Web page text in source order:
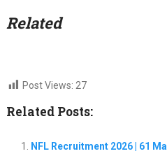
Related
Post Views: 27
Related Posts:
NFL Recruitment 2026 | 61